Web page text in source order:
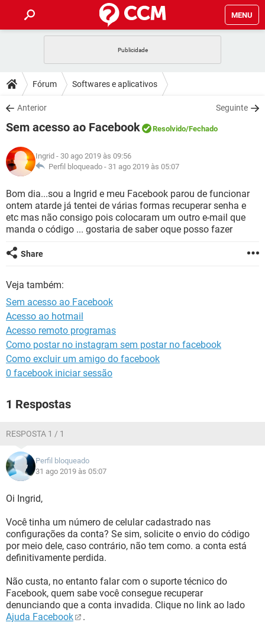
MENU
CELULAR FACEBOOK
OUTLOOK
INSTAGRAM GMAIL
GUIA DE COMPRAS
DICAS
JOGOS WHATSAPP
INSTAGRAM
GUIA DE COMPRAS
DOWNLOADS
JOGOS WHATSAPP
CELULAR
OUTLOOK EXCEL
INSTAGRAM GMAIL
GUIA DE COMPRAS
JOGOS
CELULAR
OUTLOOK EXCEL
INSTAGRAM GMAIL
GLOSSÁRIO
JOGOS WHATSAPP
CELULAR FACEBOOK
OUTLOOK EXCEL
INSTAGRAM
Fórum Softwares e aplicativos
Anterior Seguinte
Sem acesso ao Facebook Resolvido/Fechado
Ingrid - 30 ago 2019 às 09:56
Perfil bloqueado - 31 ago 2019 às 05:07
Bom dia...sou a Ingrid e meu Facebook parou de funcionar
ontem atarde já tentei de várias formas recuperar senha e
etc mas não consigo pois colocaram um outro e-mail que
manda o código ... gostaria de saber oque posso fazer
Share
Veja também:
Sem acesso ao Facebook
Acesso ao hotmail
Acesso remoto programas
Como postar no instagram sem postar no facebook
Como excluir um amigo do facebook
0 facebook iniciar sessão
1 Respostas
RESPOSTA 1 / 1
Perfil bloqueado
31 ago 2019 às 05:07
Oi Ingrid,
Você tinha um número de celular cadastrado nas
configurações da conta? Se sim, solicite o envio do código
por meio dele, caso contrário, não tem como. a conta está
definitivamente perdida.
Não custa, no entanto falar com o suporte técnico do
Facebook, quem sabe você consegue recuperar
denunciando que a conta invadida. Clique no link ao lado
Ajuda Facebook
.